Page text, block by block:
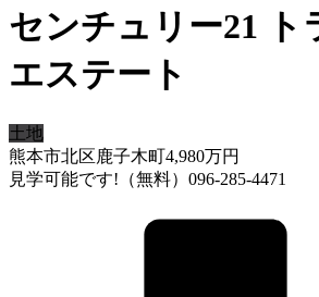
センチュリー21 ト
エステート
土地
熊本市北区鹿子木町4,980万円
見学可能です!（無料）096-285-4471